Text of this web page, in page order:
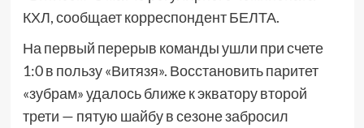
КХЛ, сообщает корреспондент БЕЛТА.
На первый перерыв команды ушли при счете
1:0 в пользу «Витязя». Восстановить паритет
«зубрам» удалось ближе к экватору второй
трети — пятую шайбу в сезоне забросил